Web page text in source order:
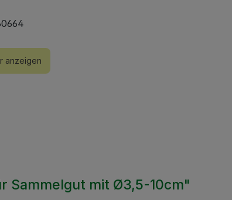
anzeigen
Sammelgut mit Ø3,5-10cm"